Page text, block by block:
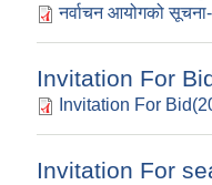
नर्वाचन आयोगको
Invitation For
Invitation For
Invitation For